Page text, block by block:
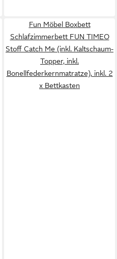
Fun Möbel Boxbett
Schlafzimmerbett FUN TIMEO
Stoff Catch Me (inkl. Kaltschaum-
Topper, inkl.
Bonellfederkernmatratze), inkl. 2
x Bettkasten